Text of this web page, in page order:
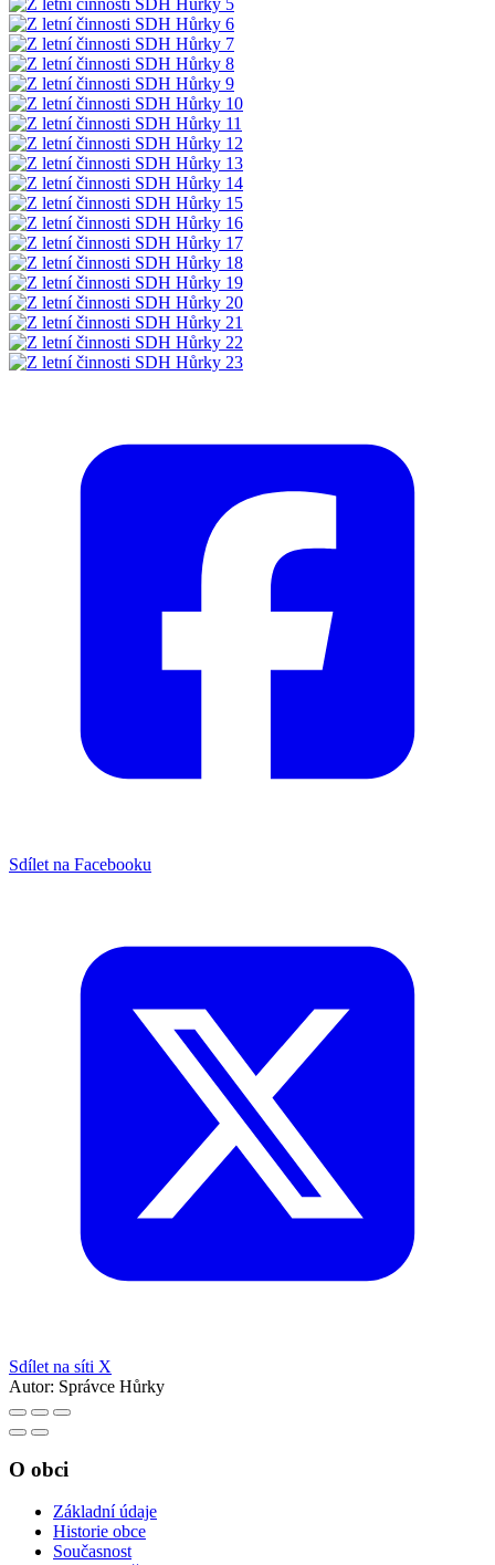
Sdílet na Facebooku
Sdílet na síti X
Autor: Správce Hůrky
O obci
Základní údaje
Historie obce
Současnost